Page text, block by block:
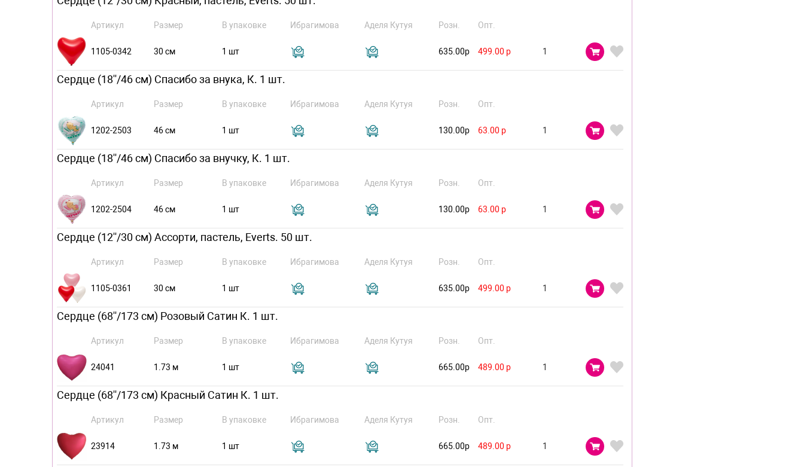
Артикул Размер В упаковке Ибрагимова Аделя Кутуя Розн. Опт.
1105-0342 30 см 1 шт 635.00р 499.00 р
Сердце (18''/46 см) Спасибо за внука, К. 1 шт.
Артикул Размер В упаковке Ибрагимова Аделя Кутуя Розн. Опт.
1202-2503 46 см 1 шт 130.00р 63.00 р
Сердце (18''/46 см) Спасибо за внучку, К. 1 шт.
Артикул Размер В упаковке Ибрагимова Аделя Кутуя Розн. Опт.
1202-2504 46 см 1 шт 130.00р 63.00 р
Сердце (12''/30 см) Ассорти, пастель, Everts. 50 шт.
Артикул Размер В упаковке Ибрагимова Аделя Кутуя Розн. Опт.
1105-0361 30 см 1 шт 635.00р 499.00 р
Сердце (68''/173 см) Розовый Сатин К. 1 шт.
Артикул Размер В упаковке Ибрагимова Аделя Кутуя Розн. Опт.
24041 1.73 м 1 шт 665.00р 489.00 р
Сердце (68''/173 см) Красный Сатин К. 1 шт.
Артикул Размер В упаковке Ибрагимова Аделя Кутуя Розн. Опт.
23914 1.73 м 1 шт 665.00р 489.00 р